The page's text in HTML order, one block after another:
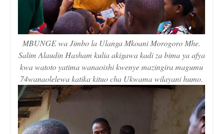
MBUNGE wa Jimbo la Ulanga Mkoani Morogoro Mhe.
Salim Alaudin Hasham kulia akigawa kadi za bima ya afya
kwa watoto yatima wanaoishi kwenye mazingira magumu
74wanaolelewa katika kituo cha Ukwama wilayani humo.